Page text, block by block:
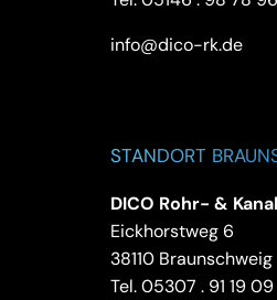
info@dico-rk.de
STANDORT
DICO Rohr- &
Eickhorstweg 6
38110 Braunschweig
Tel.05307 . 91 19